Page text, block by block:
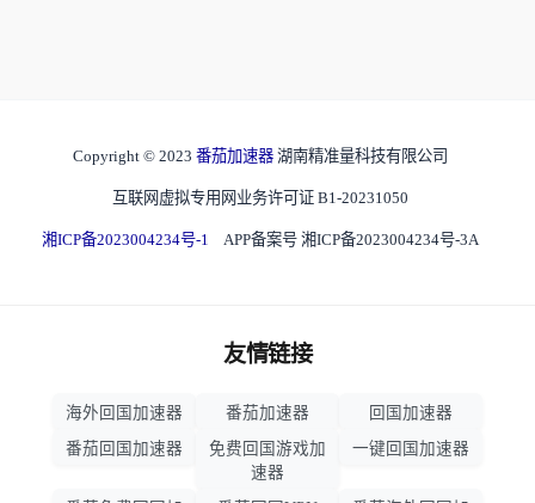
Copyright © 2023 番茄加速器 湖南精准量科技有限公司
互联网虚拟专用网业务许可证 B1-20231050
湘ICP备2023004234号-1 APP备案号 湘ICP备2023004234号-3A
友情链接
海外回国加速器 番茄加速器
回国加速器
番茄回国加速器
免费回国游戏加
速器
一键回国加速器